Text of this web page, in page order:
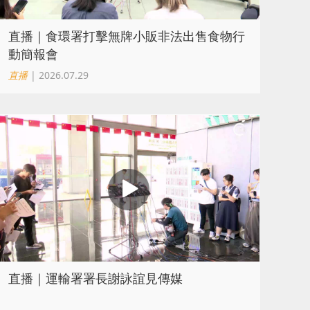
直播｜食環署打擊無牌小販非法出售食物行
動簡報會
直播| 2026.07.29
直播｜運輸署署長謝詠誼見傳媒